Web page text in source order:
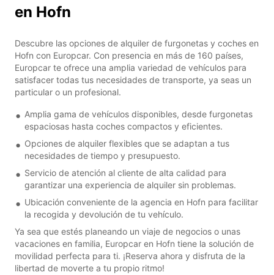
en Hofn
Descubre las opciones de alquiler de furgonetas y coches en
Hofn con Europcar. Con presencia en más de 160 países,
Europcar te ofrece una amplia variedad de vehículos para
satisfacer todas tus necesidades de transporte, ya seas un
particular o un profesional.
Amplia gama de vehículos disponibles, desde furgonetas
espaciosas hasta coches compactos y eficientes.
Opciones de alquiler flexibles que se adaptan a tus
necesidades de tiempo y presupuesto.
Servicio de atención al cliente de alta calidad para
garantizar una experiencia de alquiler sin problemas.
Ubicación conveniente de la agencia en Hofn para facilitar
la recogida y devolución de tu vehículo.
Ya sea que estés planeando un viaje de negocios o unas
vacaciones en familia, Europcar en Hofn tiene la solución de
movilidad perfecta para ti. ¡Reserva ahora y disfruta de la
libertad de moverte a tu propio ritmo!